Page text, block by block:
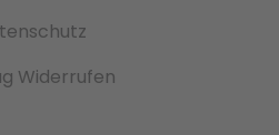
Widerrufen